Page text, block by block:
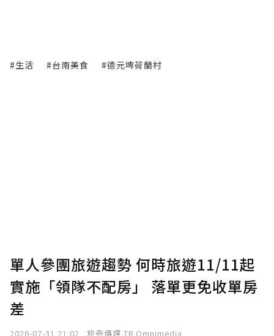
#生活 #台南美食 #德元埤荷蘭村
單人參團旅遊趨勢 何時旅遊11/11起
實施「領隊不配房」 落單更免收單房
差
2026-07-31 21:02 旅奇傳媒 TR Omnimedia